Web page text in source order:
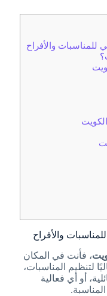
للمناسبات والأفراح
والأفراح
، فأنت في المكان
لتنظيم المناسبات،
أو أي فعالية